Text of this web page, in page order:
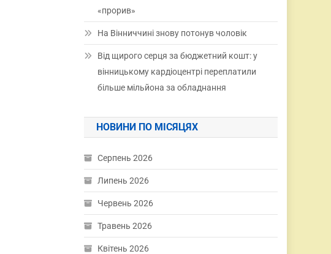
«прорив»
На Вінниччині знову потонув чоловік
Від щирого серця за бюджетний кошт: у
вінницькому кардіоцентрі переплатили
більше мільйона за обладнання
НОВИНИ ПО МІСЯЦЯХ
Серпень 2026
Липень 2026
Червень 2026
Травень 2026
Квітень 2026